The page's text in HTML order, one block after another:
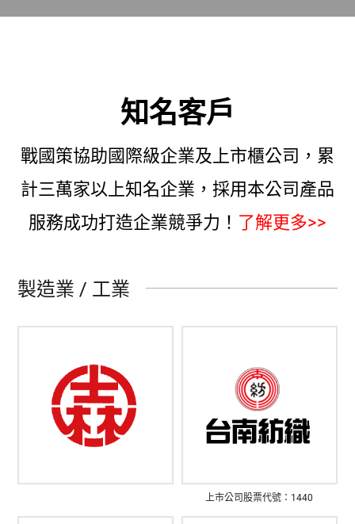
知名客戶
戰國策協助國際級企業及上市櫃公司，累
計三萬家以上知名企業，採用本公司產品
服務成功打造企業競爭力！ 了解更多>>
製造業 / 工業
上市公司股票代號：1440